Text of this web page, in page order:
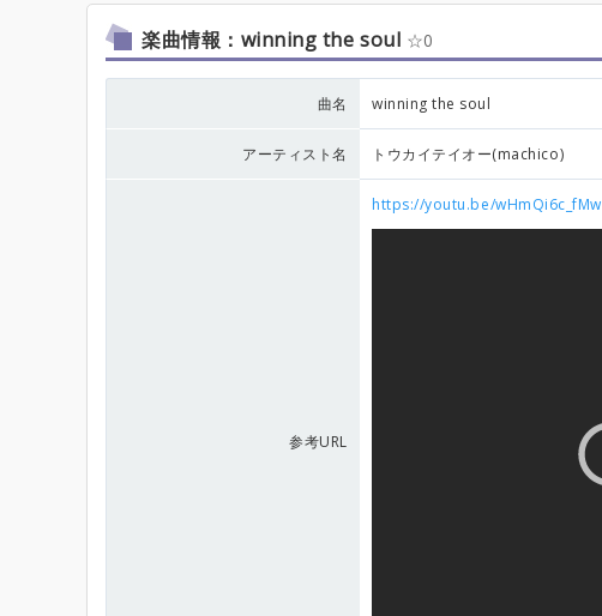
楽曲情報：winning the soul 0
曲名 winning the soul
アーティスト名 トウカイテイオー(machico)
参考URL
https://youtu.be/wHmQi6c_fMw